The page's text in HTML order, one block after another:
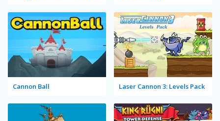
Cannon Ball Laser Cannon 3: Levels Pack